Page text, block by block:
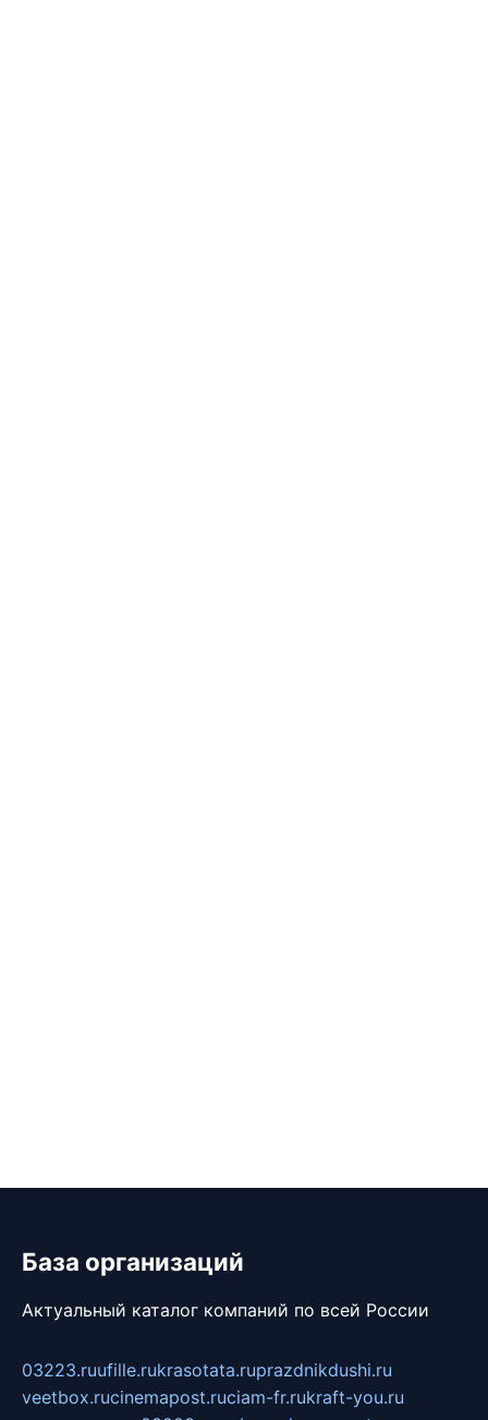
База организаций
Актуальный каталог компаний по всей России
03223.ruufille.rukrasotata.ruprazdnikdushi.ru
veetbox.rucinemapost.ruciam-fr.rukraft-you.ru